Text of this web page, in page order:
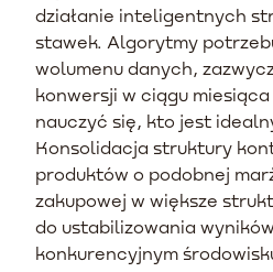
działanie inteligentnych
stawek. Algorytmy
wolumenu danych,
konwersji w ciągu
nauczyć się, kto jest
Konsolidacja struktury
produktów o podobnej
zakupowej w większe
do ustabilizowania
konkurencyjnym